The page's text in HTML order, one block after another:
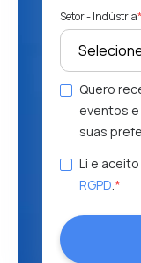
Setor - Indústria*
Quero
eventos
suas
Li e aceito
RGPD.*